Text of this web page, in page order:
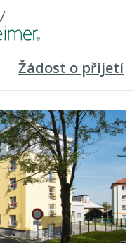
Žádost o přijetí